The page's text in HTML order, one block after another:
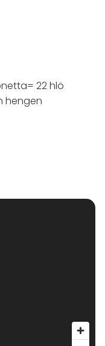
22 hlö
hengen